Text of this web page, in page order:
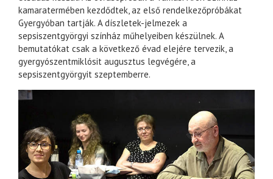
kamaratermében kezdődtek, az első rendelkezőpróbákat
Gyergyóban tartják. A díszletek-jelmezek a
sepsiszentgyörgyi színház műhelyeiben készülnek. A
bemutatókat csak a következő évad elejére tervezik, a
gyergyószentmiklósit augusztus legvégére, a
sepsiszentgyörgyit szeptemberre.